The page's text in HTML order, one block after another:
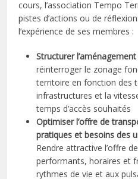
cours, l’association Tempo
pistes d’actions ou de
l’expérience de ses membres :
Structurer
réinterroger le zonage
territoire en fonction des
infrastructures et la
temps d’accès souhaités
Optimiser l’offre de
pratiques et besoins des
Rendre attractive l’offre
performants, horaires et
rythmes de vie et aux